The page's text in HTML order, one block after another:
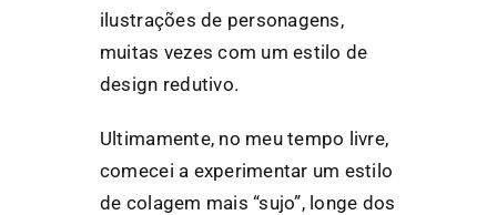
ilustrações de personagens,
muitas vezes com um estilo de
design redutivo.
Ultimamente, no meu tempo livre,
comecei a experimentar um estilo
de colagem mais “sujo”, longe dos